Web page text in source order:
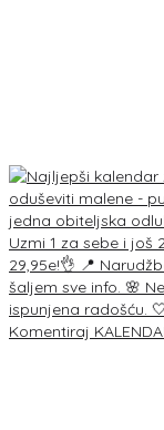
Komentiraj